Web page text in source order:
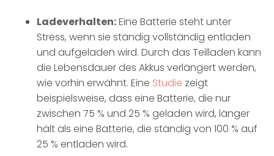
Ladeverhalten:Eine Batterie steht unter
Stress, wenn sie ständig vollständig entladen
und aufgeladen wird. Durch das Teilladen kann
die Lebensdauer des Akkus verlängert werden,
wie vorhin erwähnt. Eine Studie zeigt
beispielsweise, dass eine Batterie, die nur
zwischen 75 % und 25 % geladen wird, länger
hält als eine Batterie, die ständig von 100 % auf
25 % entladen wird.